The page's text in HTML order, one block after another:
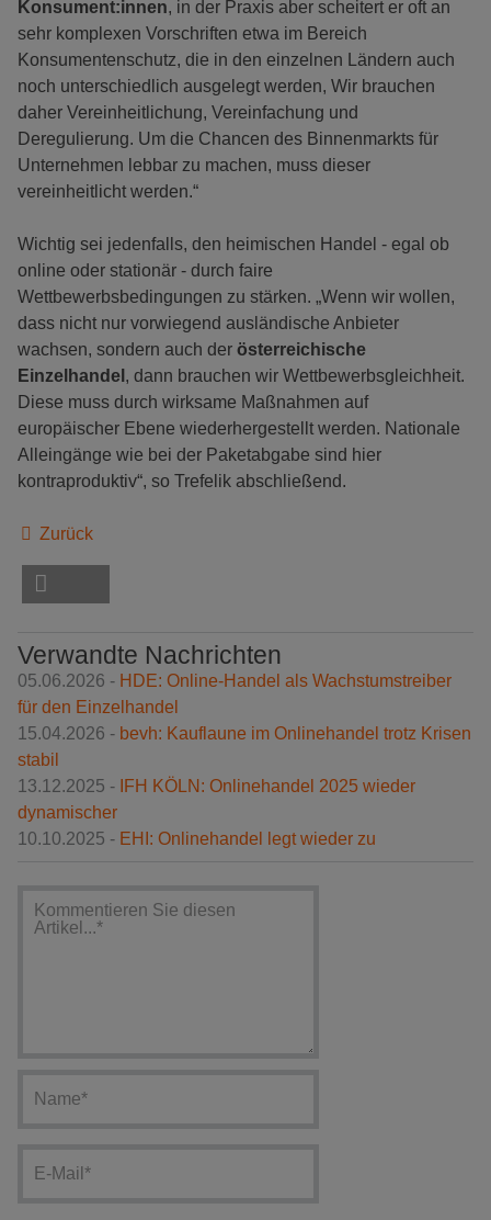
Konsument:innen, in der Praxis aber scheitert er oft an
sehr komplexen Vorschriften etwa im Bereich
Konsumentenschutz, die in den einzelnen Ländern auch
noch unterschiedlich ausgelegt werden, Wir brauchen
daher Vereinheitlichung, Vereinfachung und
Deregulierung. Um die Chancen des Binnenmarkts für
Unternehmen lebbar zu machen, muss dieser
vereinheitlicht werden.“
Wichtig sei jedenfalls, den heimischen Handel - egal ob
online oder stationär - durch faire
Wettbewerbsbedingungen zu stärken. „Wenn wir wollen,
dass nicht nur vorwiegend ausländische Anbieter
wachsen, sondern auch der österreichische
Einzelhandel , dann brauchen wir Wettbewerbsgleichheit.
Diese muss durch wirksame Maßnahmen auf
europäischer Ebene wiederhergestellt werden. Nationale
Alleingänge wie bei der Paketabgabe sind hier
kontraproduktiv“, so Trefelik abschließend.
Zurück
Verwandte Nachrichten
05.06.2026 - HDE: Online-Handel als Wachstumstreiber
für den Einzelhandel
15.04.2026 - bevh: Kauflaune im Onlinehandel trotz Krisen
stabil
13.12.2025 -
IFH KÖLN: Onlinehandel 2025 wieder
dynamischer
10.10.2025 - EHI: Onlinehandel legt wieder zu